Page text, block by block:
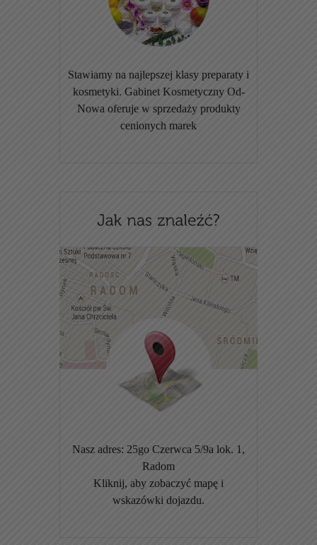
Stawiamy na najlepszej klasy preparaty i
kosmetyki. Gabinet Kosmetyczny Od-
Nowa oferuje w sprzedaży produkty
cenionych marek
Nasz adres: 25go Czerwca 5/9a lok. 1,
Radom
Kliknij, aby zobaczyć mapę i
wskazówki dojazdu.